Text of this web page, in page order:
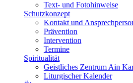
Text- und Fotohinweise
Schutzkonzept
Kontakt und
Prävention
Intervention
Termine
Spiritualität
Geistliches Zentrum Ain
Liturgischer Kalender